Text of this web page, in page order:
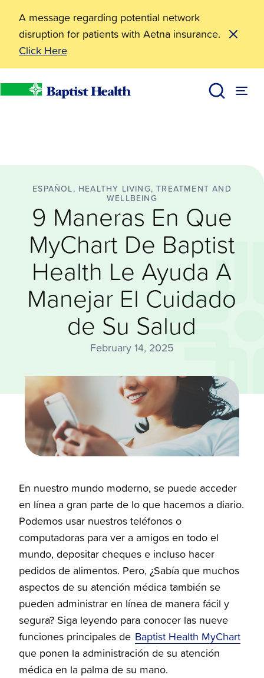
A message regarding potential network
disruption for patients with Aetna insurance.
Click Here
ESPAÑOL, HEALTHY LIVING, TREATMENT AND
WELLBEING
9 Maneras En Que
MyChart De Baptist
Health Le Ayuda A
Manejar El Cuidado
de Su Salud
February 14, 2025
En nuestro mundo moderno, se puede acceder
en línea a gran parte de lo que hacemos a diario.
Podemos usar nuestros teléfonos o
computadoras para ver a amigos en todo el
mundo, depositar cheques e incluso hacer
pedidos de alimentos. Pero, ¿Sabía que muchos
aspectos de su atención médica también se
pueden administrar en línea de manera fácil y
segura? Siga leyendo para conocer las nueve
funciones principales de Baptist Health MyChart
que ponen la administración de su atención
médica en la palma de su mano.